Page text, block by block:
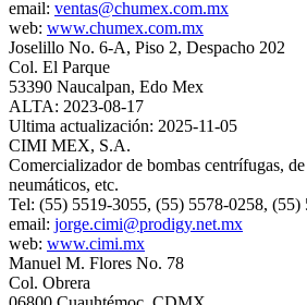
email: ventas@chumex.com.mx
web: www.chumex.com.mx
Joselillo No. 6-A, Piso 2, Despacho 202
Col. El Parque
53390 Naucalpan, Edo Mex
ALTA: 2023-08-17
Ultima actualización: 2025-11-05
CIMI MEX, S.A.
Comercializador de bombas centrífugas,
neumáticos, etc.
Tel: (55) 5519-3055, (55) 5578-0258, (55)
email: jorge.cimi@prodigy.net.mx
web: www.cimi.mx
Manuel M. Flores No. 78
Col. Obrera